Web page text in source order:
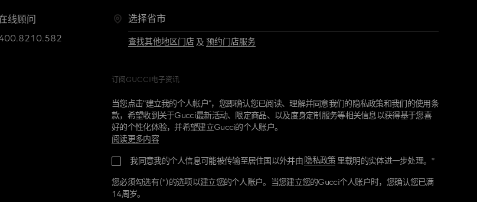
查找其他地区门店 及 预约门店服务
订阅GUCCI电子资讯
当您点击"建立我的个人帐户"，您即确认您已阅读、理解并同意我们的隐私政策和我们的使用条
款，希望收到关于Gucci最新活动、限定商品、以及度身定制服务等相关信息以获得基于您喜
好的个性化体验，并希望建立Gucci的个人账户。
的Gucci产品、服务及信息并与您联络。所有您的个人信息将存储，使用及共享至您的Gucci个
于我们是跨国企业，我们可能会将您的个人信息安全地与分布在世界各地的本集团公司以及我
们认可的合作伙伴进行共享。我们会采用安全措施以保护您的个人信息。我们可以通过任何您
阅读更多内容
我同意我的个人信息可能被传输至居住国以外并由 隐私政策 里载明的实体进一步处理。*
您必须勾选有(*)的选项以建立您的个人账户。当您建立您的Gucci个人账户时，您确认您已满
14周岁。
线顾问